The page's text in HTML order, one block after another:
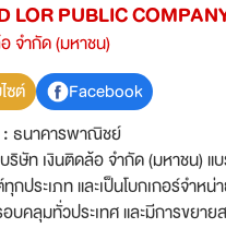
LOR PUBLIC
จำกัด (มหาชน)
ซต์
Facebook
ธนาคารพาณิชย์
บริษัท เงินติดล้อ จำกัด (มหาชน) แ
กประเภท และเป็นโบกเกอร์จำ
บคลุมทั่วประเทศ และมีการขยาย